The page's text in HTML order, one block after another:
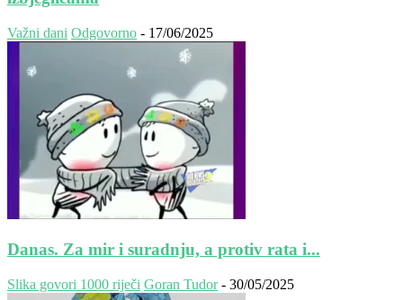
Važni dani Odgovorno - 17/06/2025
Danas. Za mir i suradnju, a protiv rata i...
Slika govori 1000 riječi Goran Tudor - 30/05/2025